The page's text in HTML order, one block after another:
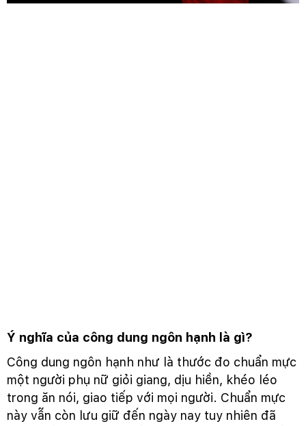
Ý nghĩa của công dung ngôn hạnh là gì?
Công dung ngôn hạnh như là thước đo chuẩn mực
một người phụ nữ giỏi giang, dịu hiền, khéo léo
trong ăn nói, giao tiếp với mọi người. Chuẩn mực
này vẫn còn lưu giữ đến ngày nay tuy nhiên đã